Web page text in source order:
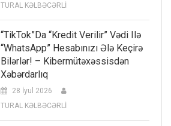
TURAL KƏLBƏCƏRLİ
“TikTok”da “kredit Verilir” Vədi Ilə
“WhatsApp” Hesabınızı Ələ Keçirə
Bilərlər! – Kibermütəxəssisdən
Xəbərdarlıq
28 İyul 2026
TURAL KƏLBƏCƏRLİ